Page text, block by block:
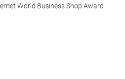
World Business Shop Award